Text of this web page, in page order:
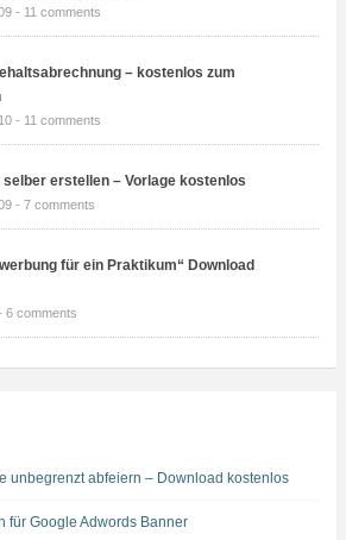
- 11 comments
– kostenlos zum
- 11 comments
erstellen – Vorlage kostenlos
- 7 comments
für ein Praktikum“ Download
6 comments
unbegrenzt abfeiern – Download kostenlos
für Google Adwords Banner